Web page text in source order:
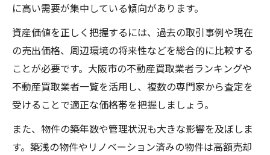
に高い需要が集中している傾向があります。
資産価値を正しく把握するには、過去の取引事例や現在
の売出価格、周辺環境の将来性などを総合的に比較する
ことが必要です。大阪市の不動産買取業者ランキングや
不動産買取業者一覧を活用し、複数の専門家から査定を
受けることで適正な価格帯を把握しましょう。
また、物件の築年数や管理状況も大きな影響を及ぼしま
す。築浅の物件やリノベーション済みの物件は高額売却